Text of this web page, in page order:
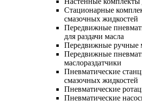
Стационарные
смазочных жидкостей
Передвижные
для раздачи масла
Передвижные ручные
Передвижные
маслораздатчики
Пневматические
смазочных жидкостей
Пневматические
Пневматические